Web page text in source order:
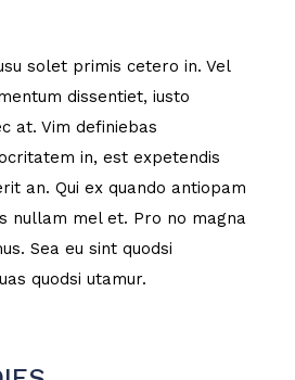
solet primis cetero in. Vel
dissentiet, iusto
at. Vim definiebas
in, est expetendis
an. Qui ex quando antiopam
nullam mel et. Pro no magna
Sea eu sint quodsi
quodsi utamur.